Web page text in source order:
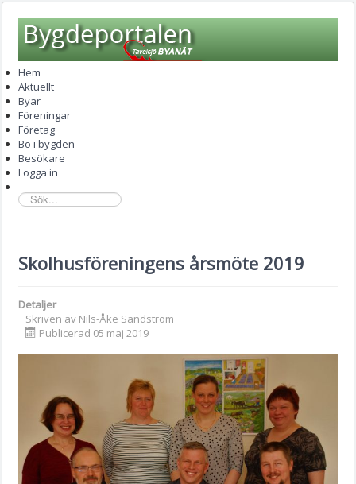
Hem
Aktuellt
Byar
Föreningar
Företag
Bo i bygden
Besökare
Logga in
sök...
Skolhusföreningens årsmöte 2019
Detaljer
Skriven av Nils-Åke Sandström
Publicerad 05 maj 2019